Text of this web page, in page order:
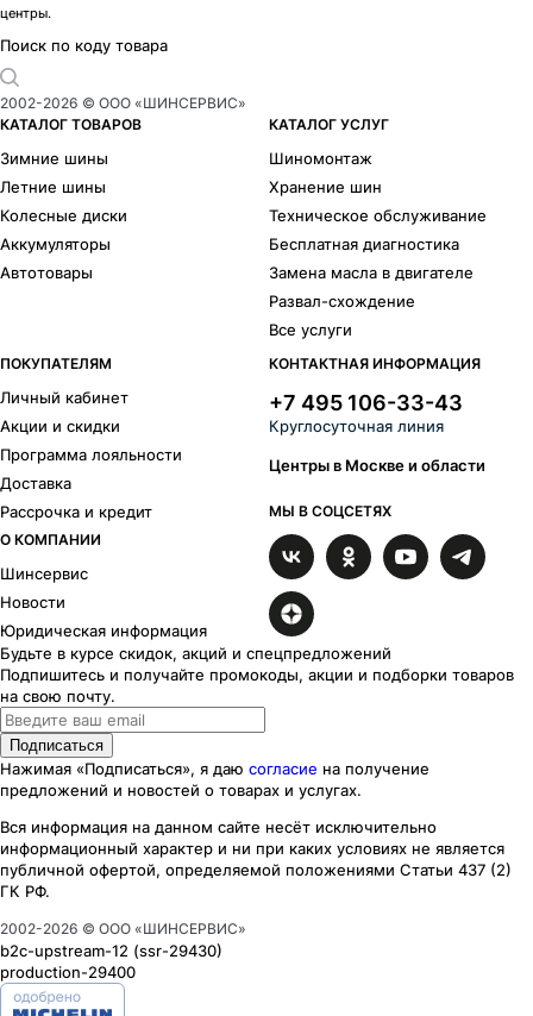
Carwel
Dezent
Enzo
iFree
ALCAR STAHLRAD (KFZ)
Khomen Wheels
Magnetto
MAK
Megami
N2O
NEO
Nitro
NZ
PDW
Replay
Rial
RPLC-Wheels
Скад
Tech Line
Top Driver
TREBL
ТЗСК
Venti
Wheels UP
Yamato
Yamato Segun
центры.
Поиск по коду товара
2002-2026 © ООО «ШИНСЕРВИС»
КАТАЛОГ ТОВАРОВ
Зимние шины
Летние шины
Колесные диски
Аккумуляторы
Автотовары
КАТАЛОГ УСЛУГ
Шиномонтаж
Хранение шин
Техническое обслуживание
Бесплатная диагностика
Замена масла в двигателе
Развал-схождение
Все услуги
ПОКУПАТЕЛЯМ
Личный кабинет
Акции и скидки
Программа лояльности
Доставка
Рассрочка и кредит
О КОМПАНИИ
Шинсервис
Новости
Юридическая информация
КОНТАКТНАЯ ИНФОРМАЦИЯ
+7 495 106-33-43
Круглосуточная линия
Центры в Москве и области
МЫ В СОЦСЕТЯХ
Будьте в курсе скидок, акций и спецпредложений
Подпишитесь и получайте промокоды, акции и подборки товаров
на свою почту.
Подписаться
Нажимая «Подписаться», я даю согласие на получение
предложений и новостей о товарах и услугах.
Вся информация на данном сайте несёт исключительно
информационный характер и ни при каких условиях не является
публичной офертой, определяемой положениями Статьи 437 (2)
ГК РФ.
2002-2026 © ООО «ШИНСЕРВИС»
b2c-upstream-12 (ssr-29430)
production-29400